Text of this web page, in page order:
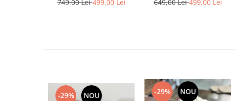
749,00 Lei499,00 Lei
649,00 Lei499,00 Lei
-29% NOU -29% NOU